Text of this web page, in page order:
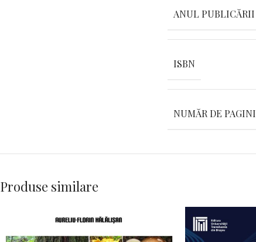
ANUL PUBLICĂRII
ISBN
NUMĂR DE PAGINI
Produse similare